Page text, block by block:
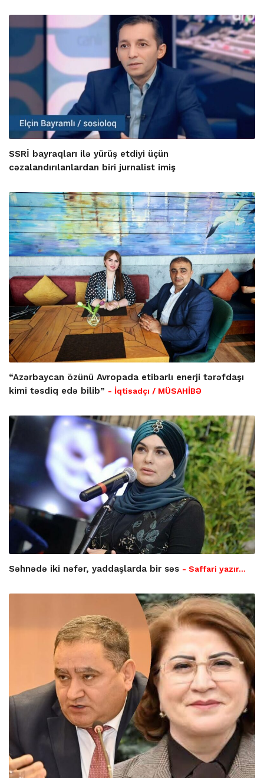
SSRİ bayraqları ilə yürüş etdiyi üçün
cəzalandırılanlardan biri jurnalist imiş
“Azərbaycan özünü Avropada etibarlı enerji tərəfdaşı
kimi təsdiq edə bilib” - İqtisadçı / MÜSAHİBƏ
Səhnədə iki nəfər, yaddaşlarda bir səs - Saffari yazır…